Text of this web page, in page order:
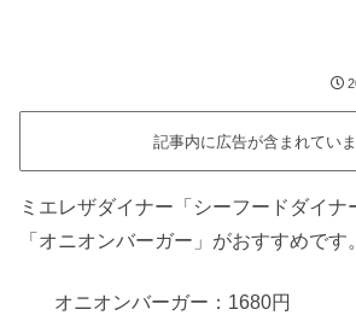
記事内に広告が含まれていま
ミエレザダイナー「シーフードダイナ
「オニオンバーガー」がおすすめです。
オニオンバーガー：1680円